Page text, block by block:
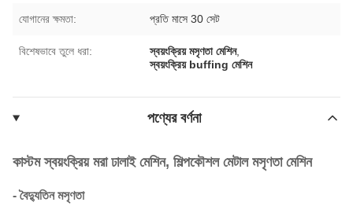
যোগানের ক্ষমতা: প্রতি মাসে 30 সেট
বিশেষভাবে তুলে ধরা: স্বয়ংক্রিয় মসৃণতা মেশিন,
স্বয়ংক্রিয় buffing মেশিন
পণ্যের বর্ণনা
কাস্টম স্বয়ংক্রিয় মরা ঢালাই মেশিন, শিল্পকৌশল মেটাল মসৃণতা মেশিন
- বৈদ্যুতিন মসৃণতা